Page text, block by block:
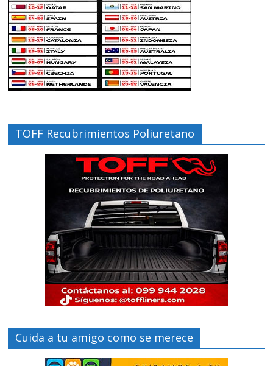
TOFF Recubrimientos Poliuretano
Cuida a tu amigo como se merece